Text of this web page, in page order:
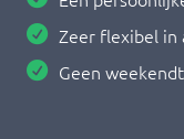
Zeer flexibel in
Geen